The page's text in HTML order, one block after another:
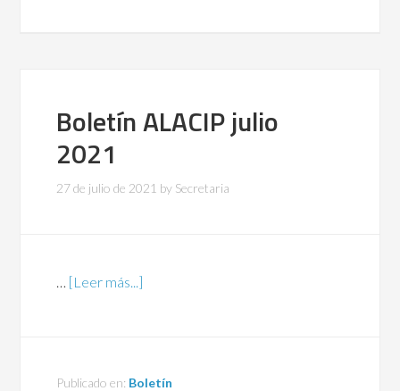
Boletín ALACIP julio
2021
27 de julio de 2021 by Secretaria
… [Leer más...]
Publicado en: Boletín